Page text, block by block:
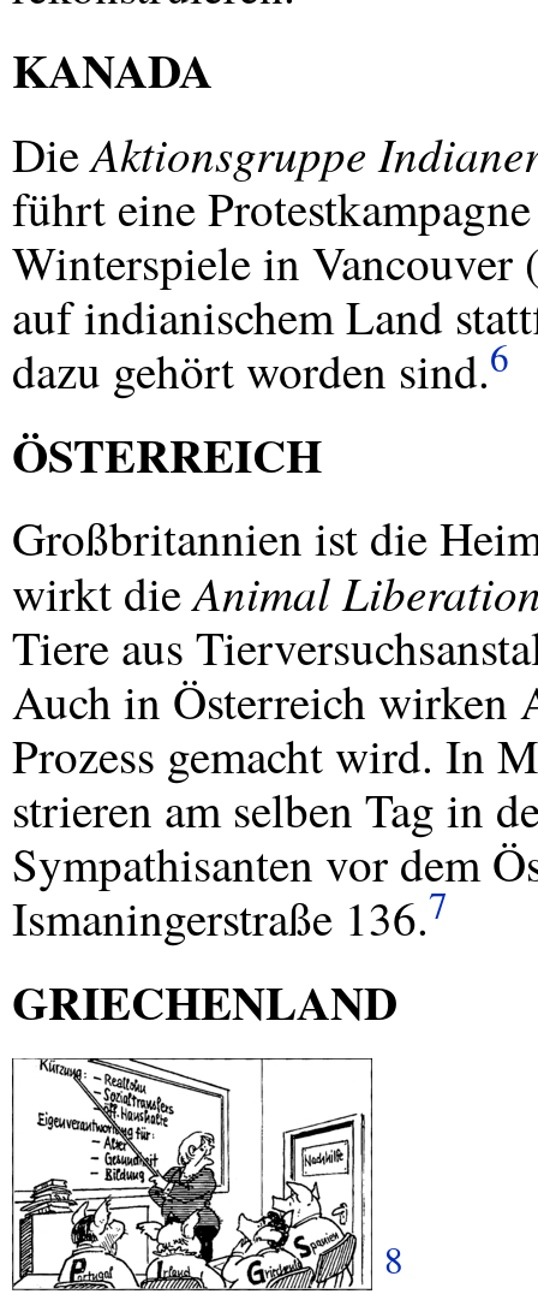
KANADA
DieAktionsgruppe
führt eine
Winterspiele in Vancouver
auf indianischem Land
dazu gehört worden sind.6
ÖSTERREICH
Großbritannien ist die
wirkt dieAnimal
Tiere aus
Auch in Österreich wirken
Prozess gemacht wird. In
strieren am selben Tag in
Sympathisanten vor dem
Ismaningerstraße 136.7
GRIECHENLAND
8